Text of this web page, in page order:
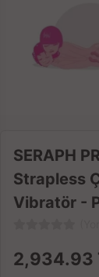
SERAPH
Strapless
Vibratör -
2,934.93